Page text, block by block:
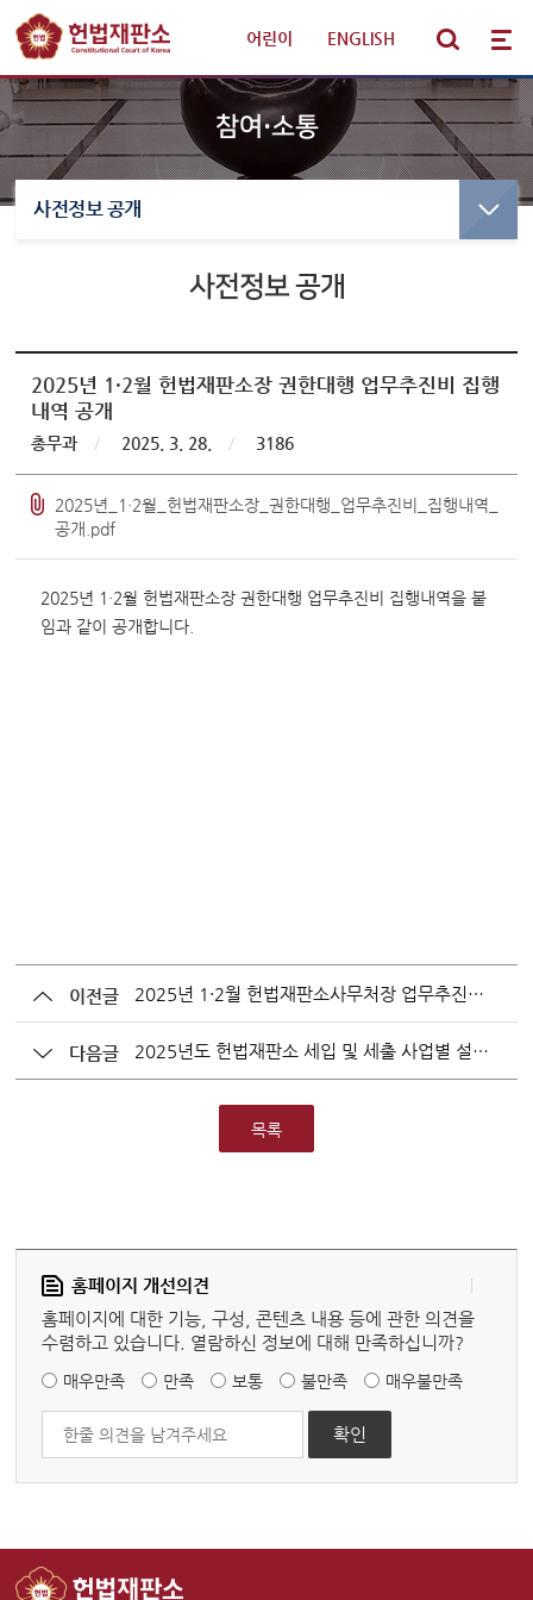
어린이 ENGLISH
선고·변론사건
만화로 보는 결정
최근 주요결정
변론사건
변론일정
변론목록
헌법재판 안내
참여·소통
알림·소식
참여·소통
사전정보 공개
사전정보 공개
2025년 1·2월 헌법재판소장 권한대행 업무추진비 집행
내역 공개
총무과 / 2025. 3. 28. / 3186
2025년_1·2월_헌법재판소장_권한대행_업무추진비_집행내역_
공개.pdf
2025년 1·2월 헌법재판소장 권한대행 업무추진비 집행내역을 붙
임과 같이 공개합니다.
이전글 2025년 1·2월 헌법재판소사무처장 업무추진비 집행내역 공개
다음글 2025년도 헌법재판소 세입 및 세출 사업별 설명자료
목록
홈페이지 개선의견
홈페이지에 대한 기능, 구성, 콘텐츠 내용 등에 관한 의견을
수렴하고 있습니다. 열람하신 정보에 대해 만족하십니까?
매우만족 만족 보통 불만족 매우불만족